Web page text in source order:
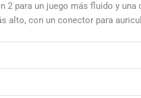
2 para un juego más fluido y una
alto, con un conector para